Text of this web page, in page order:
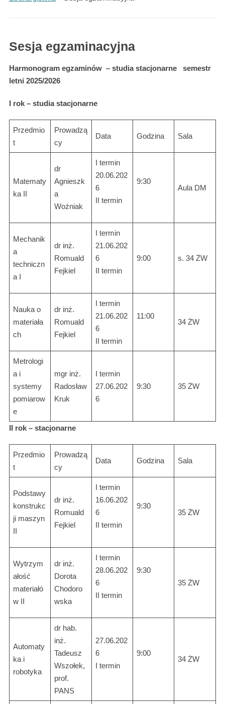
Sesja egzaminacyjna
Harmonogram egzaminów – studia stacjonarne semestr
letni 2025/2026
I rok – studia stacjonarne
Przedmio
t
Prowadzą
cy
Data Godzina Sala
Matematy
ka II
dr
Agnieszk
a
Woźniak
I termin
20.06.202
6
II termin
9:30
Aula DM
Mechanik
a
techniczn
a I
dr inż.
Romuald
Fejkiel
I termin
21.06.202
6
II termin
9:00 s. 34 ŻW
Nauka o
materiała
ch
dr inż.
Romuald
Fejkiel
I termin
21.06.202
6
II termin
11:00
34 ŻW
Metrologi
a i
systemy
pomiarow
e
mgr inż.
Radosław
Kruk
I termin
27.06.202
6
9:30 35 ŻW
II rok – stacjonarne
Przedmio
t
Prowadzą
cy
Data Godzina Sala
Podstawy
konstrukc
ji maszyn
II
dr inż.
Romuald
Fejkiel
I termin
16.06.202
6
II termin
9:30
35 ŻW
Wytrzym
ałość
materiałó
w II
dr inż.
Dorota
Chodoro
wska
I termin
28.06.202
6
II termin
9:30
35 ŻW
Automaty
ka i
robotyka
dr hab.
inż.
Tadeusz
Wszołek,
prof.
PANS
27.06.202
6
I termin
9:00
34 ŻW